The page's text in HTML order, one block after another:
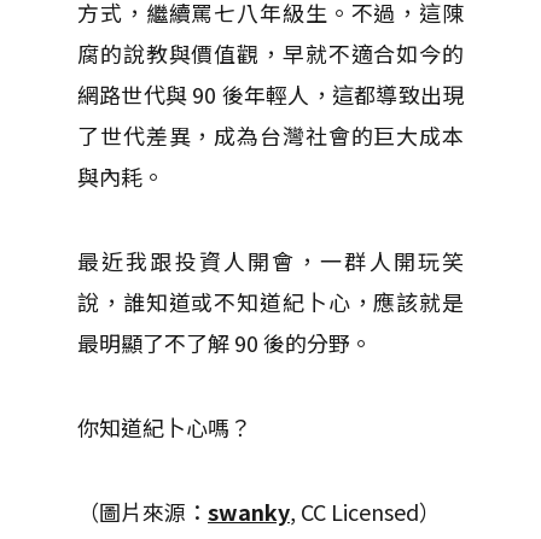
方式，繼續罵七八年級生。不過，這陳
腐的說教與價值觀，早就不適合如今的
網路世代與 90 後年輕人，這都導致出現
了世代差異，成為台灣社會的巨大成本
與內耗。
最近我跟投資人開會，一群人開玩笑
說，誰知道或不知道紀卜心，應該就是
最明顯了不了解 90 後的分野。
你知道紀卜心嗎？
（圖片來源： swanky, CC Licensed）